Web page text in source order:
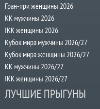
Гран-при женщины 2026
КК мужчины 2026
IKK женщины 2026
Кубок мира мужчины 2026/27
Кубок мира женщины 2026/27
КК мужчины 2026/27
IKK женщины 2026/27
ЛУЧШИЕ ПРЫГУНЫ